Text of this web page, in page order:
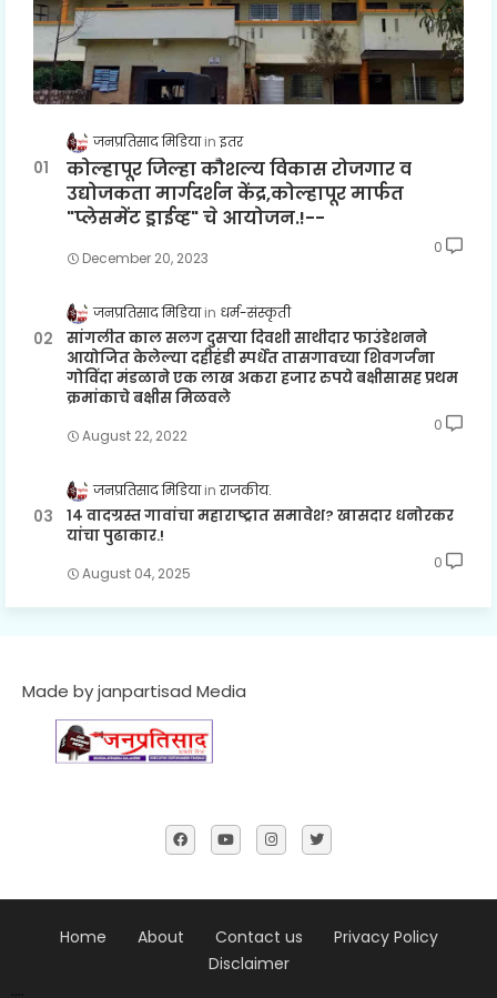
जनप्रतिसाद मिडिया इतर
कोल्हापूर जिल्हा कौशल्य विकास रोजगार व
उद्योजकता मार्गदर्शन केंद्र,कोल्हापूर मार्फत
"प्लेसमेंट ड्राईव्ह" चे आयोजन.!--
December 20, 2023
0
जनप्रतिसाद मिडिया धर्म-संस्कृती
सांगलीत काल सलग दुसऱ्या दिवशी साथीदार फाउंडेशनने
आयोजित केलेल्या दहीहंडी स्पर्धेत तासगावच्या शिवगर्जना
गोविंदा मंडळाने एक लाख अकरा हजार रुपये बक्षीसासह प्रथम
क्रमांकाचे बक्षीस मिळवले
August 22, 2022
0
जनप्रतिसाद मिडिया राजकीय.
१४ वादग्रस्त गावांचा महाराष्ट्रात समावेश? खासदार धनोरकर
यांचा पुढाकार.!
August 04, 2025
0
Made by janpartisad Media
Home About Contact us
Privacy Policy
Disclaimer
....